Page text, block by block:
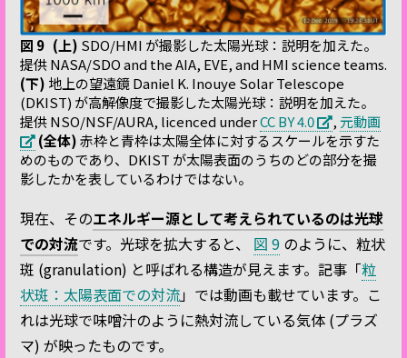
図 9 (上) SDO/HMI が撮影した太陽光球：説明を加えた。
提供 NASA/SDO and the AIA, EVE, and HMI science teams.
(下) 地上の望遠鏡 Daniel K. Inouye Solar Telescope
(DKIST) が高解像度で撮影した太陽光球：説明を加えた。
提供 NSO/NSF/AURA, licenced underCC BY 4.0 ,元動画
(全体)赤枠と青枠は太陽全体に対するスケールを示すた
めのものであり、DKIST が太陽表面のうちのどの部分を撮
影したかを表しているわけではない。
現在、そのエネルギー源として考えられているのは光球
での対流です。光球を拡大すると、 図 9 のように、粒状
斑 (granulation) と呼ばれる構造が見えます。記事「粒
状斑：太陽表面での対流」では動画も載せています。こ
れは光球で味噌汁のように熱対流している気体 (プラズ
マ) が映ったものです。